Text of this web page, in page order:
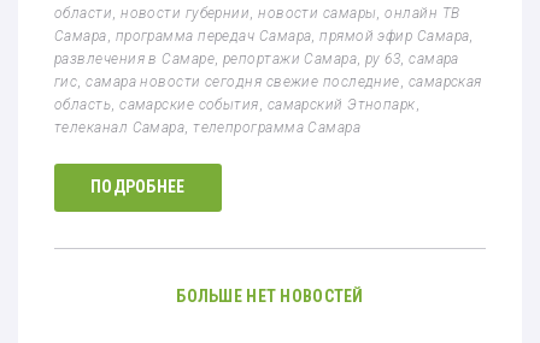
области ,новости губернии ,новости самары ,онлайн ТВ
Самара программа передач Самара ,прямой эфир Самара
развлечения в Самаре репортажи Самара ,ру 63 ,самара
гис ,самара новости сегодня свежие последние самарская
область ,самарские события самарский Этнопарк
телеканал Самара ,телепрограмма Самара
ПОДРОБНЕЕ
БОЛЬШЕ НЕТ НОВОСТЕЙ